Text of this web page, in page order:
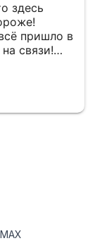
здесь
пришло в
связи!